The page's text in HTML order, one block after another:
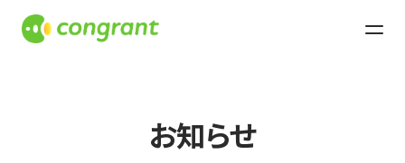
お知らせ